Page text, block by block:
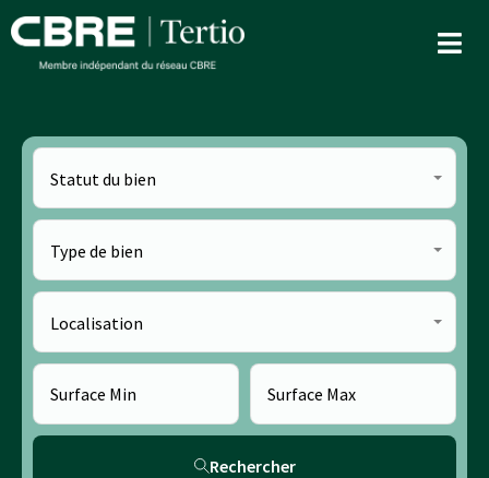
Statut du bien
Type de bien
Localisation
Rechercher